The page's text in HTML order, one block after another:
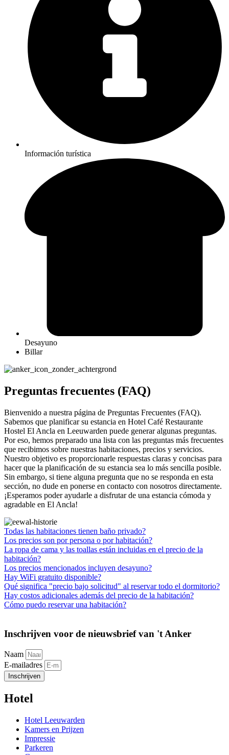
Información turística
Desayuno
Billar
Preguntas frecuentes (FAQ)
Bienvenido a nuestra página de Preguntas Frecuentes (FAQ).
Sabemos que planificar su estancia en Hotel Café Restaurante
Hostel El Ancla en Leeuwarden puede generar algunas preguntas.
Por eso, hemos preparado una lista con las preguntas más frecuentes
que recibimos sobre nuestras habitaciones, precios y servicios.
Nuestro objetivo es proporcionarle respuestas claras y concisas para
hacer que la planificación de su estancia sea lo más sencilla posible.
Sin embargo, si tiene alguna pregunta que no se responda en esta
sección, no dude en ponerse en contacto con nosotros directamente.
¡Esperamos poder ayudarle a disfrutar de una estancia cómoda y
agradable en El Ancla!
Todas las habitaciones tienen baño privado?
Los precios son por persona o por habitación?
La ropa de cama y las toallas están incluidas en el precio de la
habitación?
Los precios mencionados incluyen desayuno?
Hay WiFi gratuito disponible?
Qué significa "precio bajo solicitud" al reservar todo el dormitorio?
Hay costos adicionales además del precio de la habitación?
Cómo puedo reservar una habitación?
Inschrijven voor de nieuwsbrief van 't Anker
Naam
E-mailadres
Inschrijven
Hotel
Hotel Leeuwarden
Kamers en Prijzen
Impressie
Parkeren